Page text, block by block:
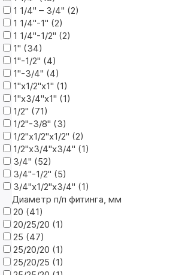
1 1/4" – 3/4" (2)
1 1/4"-1" (2)
1 1/4"-1/2" (2)
1" (34)
1"-1/2" (4)
1"-3/4" (4)
1"х1/2"х1" (1)
1"х3/4"х1" (1)
1/2" (71)
1/2"-3/8" (3)
1/2"х1/2"х1/2" (2)
1/2"х3/4"х3/4" (1)
3/4" (52)
3/4"-1/2" (5)
3/4"х1/2"х3/4" (1)
Диаметр п/п фитинга, мм
20 (41)
20/25/20 (1)
25 (47)
25/20/20 (1)
25/20/25 (1)